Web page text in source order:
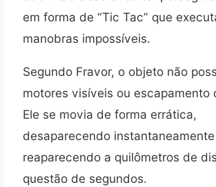
em forma de “Tic Tac” que
manobras impossíveis.
Segundo Fravor, o objeto não
motores visíveis ou escapamento
Ele se movia de forma errática,
desaparecendo
reaparecendo a quilômetros de
questão de segundos.